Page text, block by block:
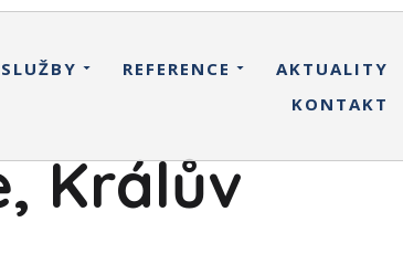
REFERENCE
AKTUALITY
KONTAKT
Králův